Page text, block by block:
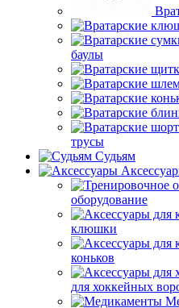
баулы
трусы
Судьям
оборудование
клюшки
коньков
для хоккейных